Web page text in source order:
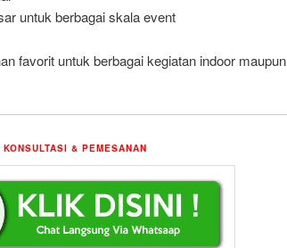
untuk berbagai skala event
favorit untuk berbagai kegiatan indoor maupun
KONSULTASI & PEMESANAN